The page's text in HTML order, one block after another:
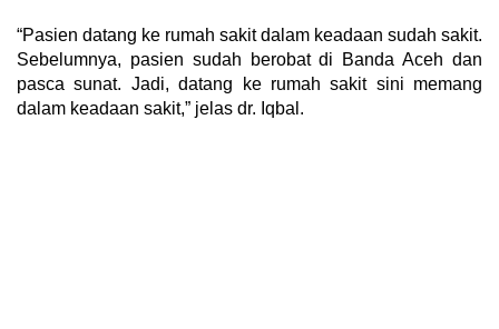
“Pasien datang ke rumah sakit dalam keadaan sudah sakit.
Sebelumnya, pasien sudah berobat di Banda Aceh dan
pasca sunat. Jadi, datang ke rumah sakit sini memang
dalam keadaan sakit,” jelas dr. Iqbal.